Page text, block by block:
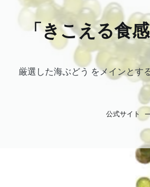
「きこえる食
厳選した海ぶどう をメインとす
公式サイト